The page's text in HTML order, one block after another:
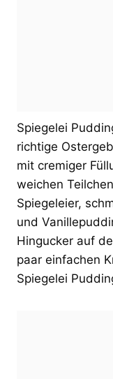
Spiegelei
richtige
mit cremiger
weichen
Spiegeleier,
und
Hingucker auf
paar einfachen
Spiegelei